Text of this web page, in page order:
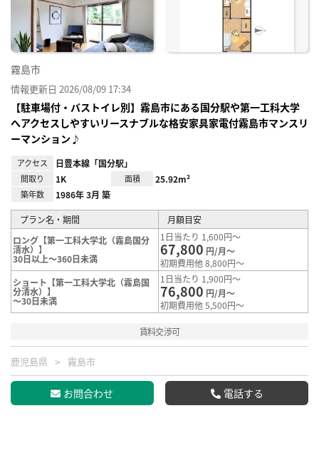
霧島市
情報更新日 2026/08/09 17:34
【駐車場付・バストイレ別】霧島市にある国分駅や第一工科大学
へアクセスしやすいリースナブルな格安家具家電付霧島市マンスリ
ーマンション♪
アクセス 日豊本線「国分駅」
間取り 1K 面積 25.92m²
築年数 1986年 3月 築
プラン名・期間
月額目安
ロング【第一工科大学北（霧島国分
清水）】
30日以上～360日未満
1日当たり 1,600円～
67,800 円/月～
初期費用他 8,800円～
ショート【第一工科大学北（霧島国
分清水）】
～30日未満
1日当たり 1,900円～
76,800 円/月～
初期費用他 5,500円～
賃料交渉可
鹿児島県 霧島市
お問合わせ 電話する